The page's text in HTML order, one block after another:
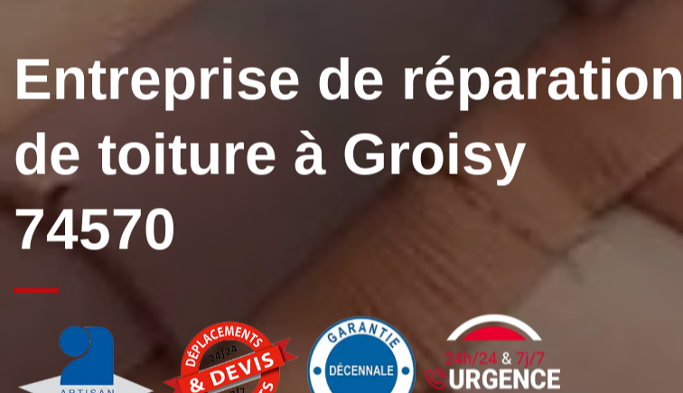
Entreprise de réparation
de toiture à Groisy
74570